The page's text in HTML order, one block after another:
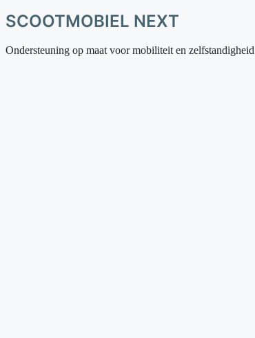
SCOOTMOBIEL NEXT
Ondersteuning op maat voor mobiliteit en zelfstandigheid